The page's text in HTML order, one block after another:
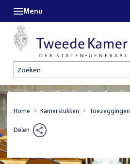
Zoeken
Menu
Home Kamerstukken Toezeggingen
Delen